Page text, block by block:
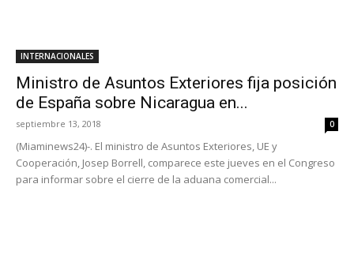
INTERNACIONALES
Ministro de Asuntos Exteriores fija posición
de España sobre Nicaragua en...
septiembre 13, 2018 0
(Miaminews24)-. El ministro de Asuntos Exteriores, UE y
Cooperación, Josep Borrell, comparece este jueves en el Congreso
para informar sobre el cierre de la aduana comercial...